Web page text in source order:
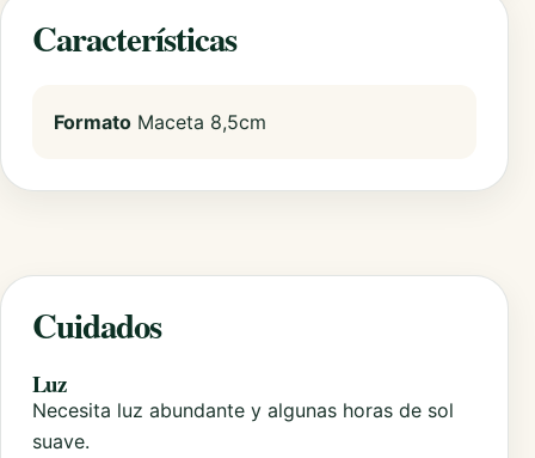
Características
Formato Maceta 8,5cm
Cuidados
Luz
Necesita luz abundante y algunas horas de sol
suave.